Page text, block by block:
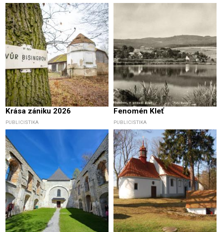
Krása zániku 2026
PUBLICISTIKA
Fenomén Kleť
PUBLICISTIKA